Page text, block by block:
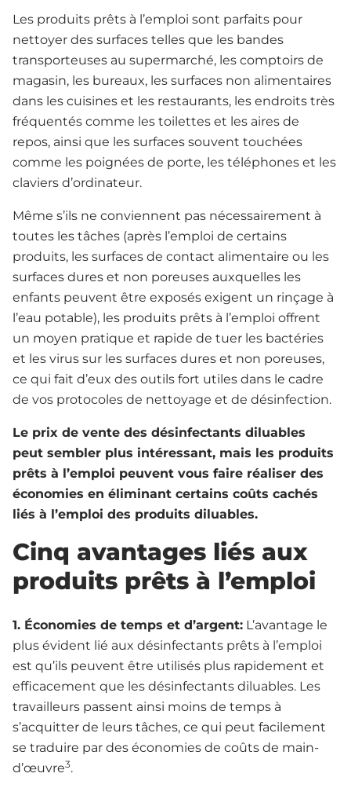
Les produits prêts à l’emploi sont parfaits pour
nettoyer des surfaces telles que les bandes
transporteuses au supermarché, les comptoirs de
magasin, les bureaux, les surfaces non alimentaires
dans les cuisines et les restaurants, les endroits très
fréquentés comme les toilettes et les aires de
repos, ainsi que les surfaces souvent touchées
comme les poignées de porte, les téléphones et les
claviers d’ordinateur.
Même s’ils ne conviennent pas nécessairement à
toutes les tâches (après l’emploi de certains
produits, les surfaces de contact alimentaire ou les
surfaces dures et non poreuses auxquelles les
enfants peuvent être exposés exigent un rinçage à
l’eau potable), les produits prêts à l’emploi offrent
un moyen pratique et rapide de tuer les bactéries
et les virus sur les surfaces dures et non poreuses,
ce qui fait d’eux des outils fort utiles dans le cadre
de vos protocoles de nettoyage et de désinfection.
Le prix de vente des désinfectants diluables
peut sembler plus intéressant, mais les produits
prêts à l’emploi peuvent vous faire réaliser des
économies en éliminant certains coûts cachés
liés à l’emploi des produits diluables.
Cinq avantages liés aux
produits prêts à l’emploi
1. Économies de temps et d’argent: L’avantage le
plus évident lié aux désinfectants prêts à l’emploi
est qu’ils peuvent être utilisés plus rapidement et
efficacement que les désinfectants diluables. Les
travailleurs passent ainsi moins de temps à
s’acquitter de leurs tâches, ce qui peut facilement
se traduire par des économies de coûts de main-
d’œuvre3.